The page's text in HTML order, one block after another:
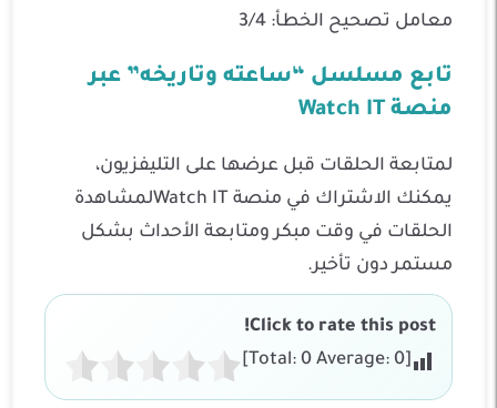
معامل تصحيح الخطأ: 3/4
تابع مسلسل “ساعته وتاريخه” عبر
منصة Watch IT
لمتابعة الحلقات قبل عرضها على التليفزيون،
يمكنك الاشتراك في منصة Watch ITلمشاهدة
الحلقات في وقت مبكر ومتابعة الأحداث بشكل
مستمر دون تأخير.
Click to rate this post!
[Total:
0Average: 0
]